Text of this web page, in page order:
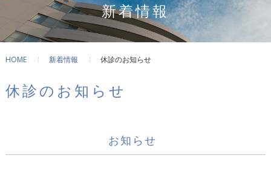
新着情報
HOME 新着情報 休診のお知らせ
休診のお知らせ
お知らせ